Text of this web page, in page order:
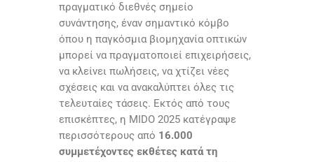
πραγματικό διεθνές σημείο
συνάντησης, έναν σημαντικό κόμβο
όπου η παγκόσμια βιομηχανία οπτικών
μπορεί να πραγματοποιεί επιχειρήσεις,
να κλείνει πωλήσεις, να χτίζει νέες
σχέσεις και να ανακαλύπτει όλες τις
τελευταίες τάσεις. Εκτός από τους
επισκέπτες, η MIDO 2025 κατέγραψε
περισσότερους από 16.000
συμμετέχοντες εκθέτες κατά τη